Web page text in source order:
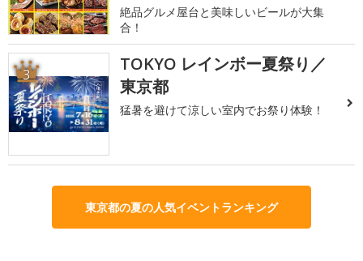
絶品グルメ屋台と美味しいビールが大集
合！
3
TOKYO レインボー夏祭り／
東京都
猛暑を避けて涼しい室内でお祭り体験！
東京都の夏の人気イベントランキング